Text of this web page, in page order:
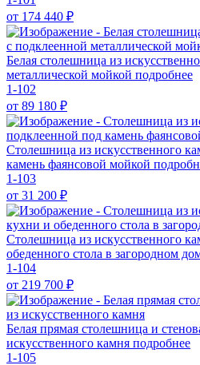
от 174 440 ₽
Белая столешница из
металлической мойкой подробнее
1-102
от 89 180 ₽
Столешница из искусственного
камень фаянсовой мойкой
1-103
от 31 200 ₽
Столешница из искусственного
обеденного стола в загородном
1-104
от 219 700 ₽
Белая прямая столешница и
искусственного камня подробнее
1-105